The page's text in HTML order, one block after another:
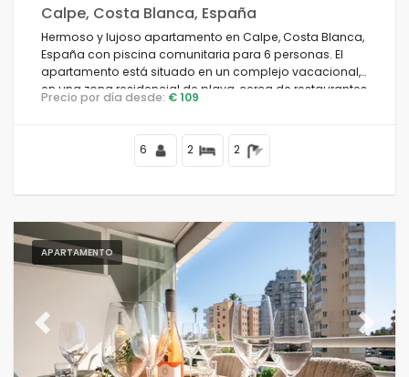
Calpe, Costa Blanca, España
Hermoso y lujoso apartamento en Calpe, Costa Blanca,
España con piscina comunitaria para 6 personas. El
apartamento está situado en un complejo vacacional,
en una zona residencial de playa, cerca de restaurantes
y bares, tiendas y supermercados, a 50 m de la playa
Precio por día desde: € 109
6 2 2
APARTAMENTO
Previous Next